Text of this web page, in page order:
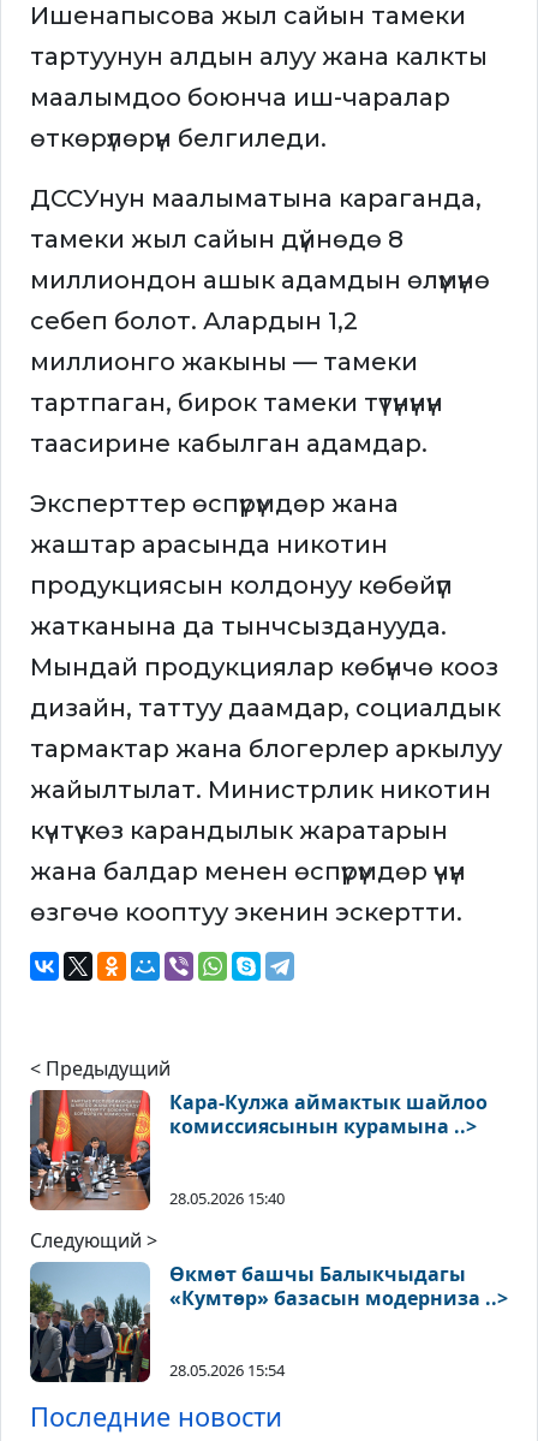
Ишенапысова жыл сайын тамеки
тартуунун алдын алуу жана калкты
маалымдоо боюнча иш-чаралар
өткөрүлөрүн белгиледи.
ДССУнун маалыматына караганда,
тамеки жыл сайын дүйнөдө 8
миллиондон ашык адамдын өлүмүнө
себеп болот. Алардын 1,2
миллионго жакыны — тамеки
тартпаган, бирок тамеки түтүнүнүн
таасирине кабылган адамдар.
Эксперттер өспүрүмдөр жана
жаштар арасында никотин
продукциясын колдонуу көбөйүп
жатканына да тынчсызданууда.
Мындай продукциялар көбүнчө кооз
дизайн, таттуу даамдар, социалдык
тармактар жана блогерлер аркылуу
жайылтылат. Министрлик никотин
күчтүү көз карандылык жаратарын
жана балдар менен өспүрүмдөр үчүн
өзгөчө кооптуу экенин эскертти.
< Предыдущий
Кара-Кулжа аймактык шайлоо
комиссиясынын курамына ..>
28.05.2026 15:40
Следующий >
Өкмөт башчы Балыкчыдагы
«Кумтөр» базасын модерниза ..>
28.05.2026 15:54
Последние новости